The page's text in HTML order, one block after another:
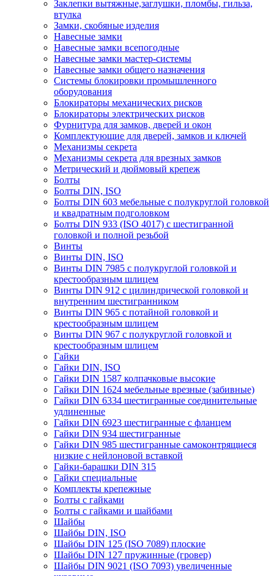
Заклепки вытяжные,заглушки, пломбы, гильза,
втулка
Замки, скобяные изделия
Навесные замки
Навесные замки всепогодные
Навесные замки мастер-системы
Навесные замки общего назначения
Системы блокировки промышленного
оборудования
Блокираторы механических рисков
Блокираторы электрических рисков
Фурнитура для замков, дверей и окон
Комплектующие для дверей, замков и ключей
Механизмы секрета
Механизмы секрета для врезных замков
Метрический и дюймовый крепеж
Болты
Болты DIN, ISO
Болты DIN 603 мебельные с полукруглой головкой
и квадратным подголовком
Болты DIN 933 (ISO 4017) с шестигранной
головкой и полной резьбой
Винты
Винты DIN, ISO
Винты DIN 7985 с полукруглой головкой и
крестообразным шлицем
Винты DIN 912 с цилиндрической головкой и
внутренним шестигранником
Винты DIN 965 с потайной головкой и
крестообразным шлицем
Винты DIN 967 с полукруглой головкой и
крестообразным шлицем
Гайки
Гайки DIN, ISO
Гайки DIN 1587 колпачковые высокие
Гайки DIN 1624 мебельные врезные (забивные)
Гайки DIN 6334 шестигранные соединительные
удлиненные
Гайки DIN 6923 шестигранные с фланцем
Гайки DIN 934 шестигранные
Гайки DIN 985 шестигранные самоконтрящиеся
низкие с нейлоновой вставкой
Гайки-барашки DIN 315
Гайки специальные
Комплекты крепежные
Болты с гайками
Болты с гайками и шайбами
Шайбы
Шайбы DIN, ISO
Шайбы DIN 125 (ISO 7089) плоские
Шайбы DIN 127 пружинные (гровер)
Шайбы DIN 9021 (ISO 7093) увеличенные